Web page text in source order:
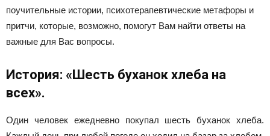
поучительные истории, психотерапевтические метафоры и
притчи, которые, возможно, помогут Вам найти ответы на
важные для Вас вопросы.
История: «Шесть буханок хлеба на
всех».
Один человек ежедневно покупал шесть буханок хлеба.